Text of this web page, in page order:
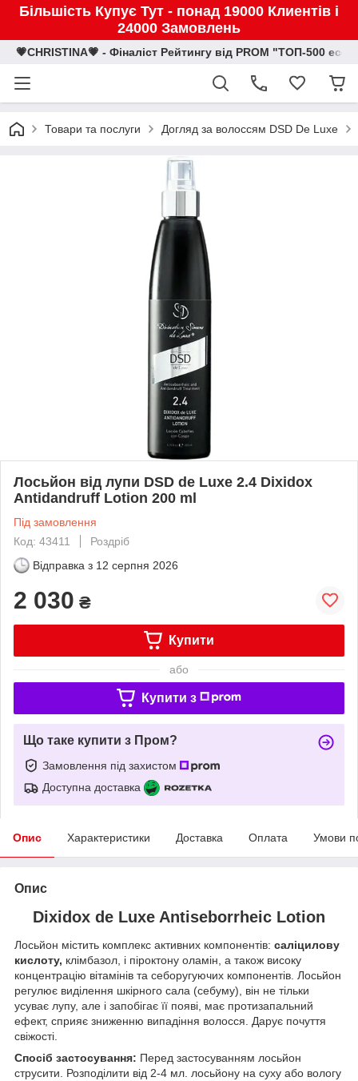
Більшість Купує Тут - понад 19000 Клиентів і
24000 Замовлень
💗CHRISTINA💗 - Фіналіст Рейтингу від PROM "ТОП-500
Товари та послуги Догляд за волоссям DSD De Luxe
Лосьйон від лупи DSD de Luxe 2.4 Dixidox
Antidandruff Lotion 200 ml
Під замовлення
Код: 43411
Роздріб
Відправка з 12 серпня 2026
2 030 ₴
Купити
або
Купити з
Що таке купити з Пром?
Замовлення під захистом
Доступна доставка
Опис Характеристики Доставка Оплата Умови
Опис
Dixidox de Luxe Antiseborrheic Lotion
Лосьйон містить комплекс активних компонентів: саліцилову
кислоту, клімбазол, і піроктону оламін, а також високу
концентрацію вітамінів та себоругуючих компонентів. Лосьйон
регулює виділення шкірного сала (себуму), він не тільки
усуває лупу, але і запобігає її появі, має протизапальний
ефект, сприяє зниженню випадіння волосся. Дарує почуття
свіжості.
Спосіб застосування: Перед застосуванням лосьйон
струсити. Розподілити від 2-4 мл. лосьйону на суху або вологу